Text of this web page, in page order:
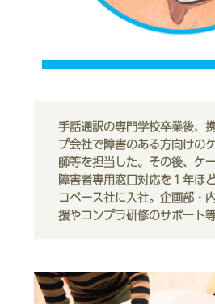
手話通訳の専門学校卒業後、
プ会社で障害のある方向けの
師等を担当した。その後、ケ
障害者専用窓口対応を１年ほ
コベース社に入社。企画部・
援やコンプラ研修のサポート